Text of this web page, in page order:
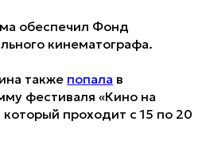
обеспечил Фонд
кинематографа.
также попала в
фестиваля «Кино на
проходит с 15 по 20